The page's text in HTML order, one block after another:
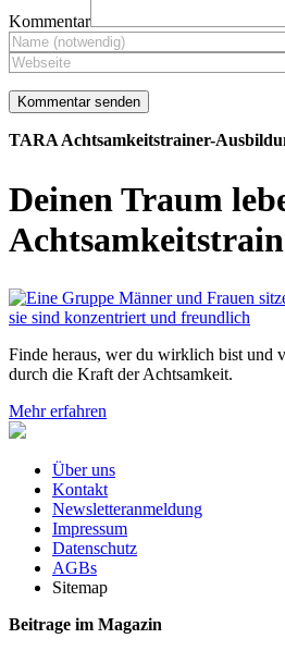
Kommentar
TARA Achtsamkeitstrainer-
Deinen Traum
Finde heraus, wer du wirklich bist und
durch die Kraft der Achtsamkeit.
Mehr erfahren
Über uns
Kontakt
Newsletteranmeldung
Impressum
Datenschutz
AGBs
Sitemap
Beitrage im Magazin